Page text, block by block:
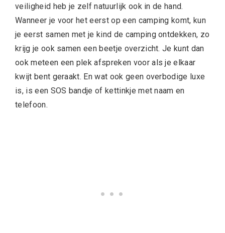
veiligheid heb je zelf natuurlijk ook in de hand.
Wanneer je voor het eerst op een camping komt, kun
je eerst samen met je kind de camping ontdekken, zo
krijg je ook samen een beetje overzicht. Je kunt dan
ook meteen een plek afspreken voor als je elkaar
kwijt bent geraakt. En wat ook geen overbodige luxe
is, is een SOS bandje of kettinkje met naam en
telefoon.